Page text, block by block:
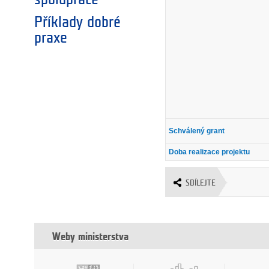
Příklady dobré
praxe
Schválený grant
Doba realizace projektu
SDÍLEJTE
Weby ministerstva